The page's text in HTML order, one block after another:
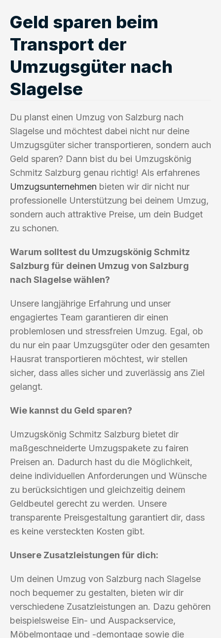
Geld sparen beim
Transport der
Umzugsgüter nach
Slagelse
Du planst einen Umzug von Salzburg nach
Slagelse und möchtest dabei nicht nur deine
Umzugsgüter sicher transportieren, sondern auch
Geld sparen? Dann bist du bei Umzugskönig
Schmitz Salzburg genau richtig! Als erfahrenes
Umzugsunternehmen bieten wir dir nicht nur
professionelle Unterstützung bei deinem Umzug,
sondern auch attraktive Preise, um dein Budget
zu schonen.
Warum solltest du Umzugskönig Schmitz
Salzburg für deinen Umzug von Salzburg
nach Slagelse wählen?
Unsere langjährige Erfahrung und unser
engagiertes Team garantieren dir einen
problemlosen und stressfreien Umzug. Egal, ob
du nur ein paar Umzugsgüter oder den gesamten
Hausrat transportieren möchtest, wir stellen
sicher, dass alles sicher und zuverlässig ans Ziel
gelangt.
Wie kannst du Geld sparen?
Umzugskönig Schmitz Salzburg bietet dir
maßgeschneiderte Umzugspakete zu fairen
Preisen an. Dadurch hast du die Möglichkeit,
deine individuellen Anforderungen und Wünsche
zu berücksichtigen und gleichzeitig deinem
Geldbeutel gerecht zu werden. Unsere
transparente Preisgestaltung garantiert dir, dass
es keine versteckten Kosten gibt.
Unsere Zusatzleistungen für dich:
Um deinen Umzug von Salzburg nach Slagelse
noch bequemer zu gestalten, bieten wir dir
verschiedene Zusatzleistungen an. Dazu gehören
beispielsweise Ein- und Auspackservice,
Möbelmontage und -demontage sowie die